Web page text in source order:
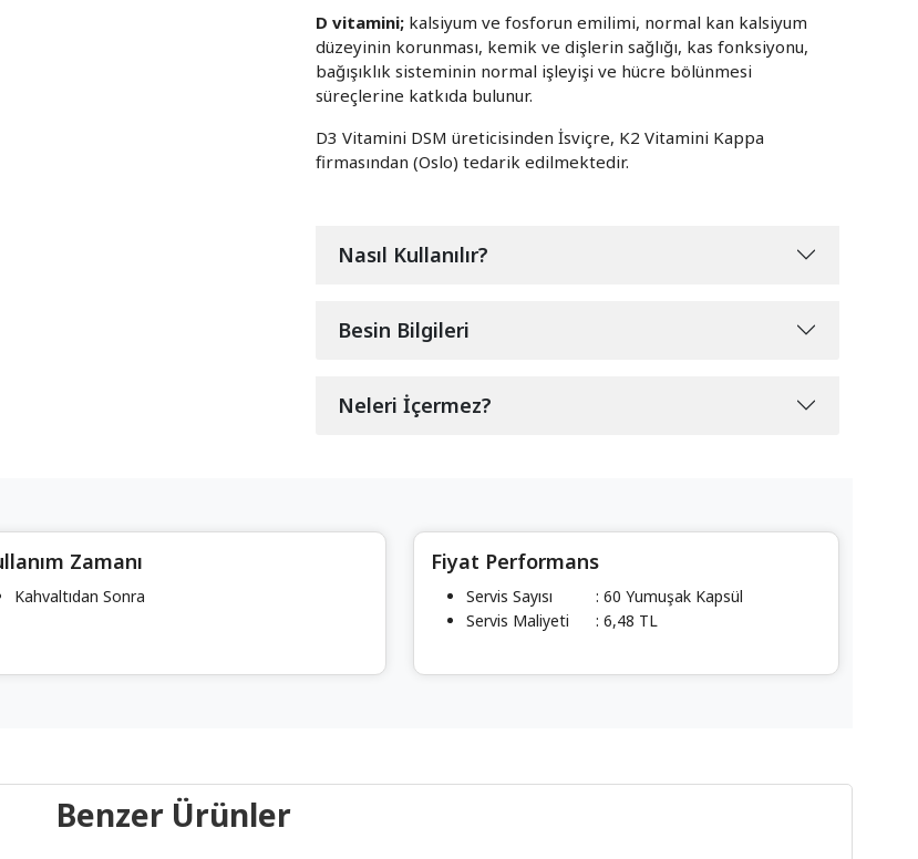
D vitamini; kalsiyum ve fosforun emilimi, normal kan kalsiyum
düzeyinin korunması, kemik ve dişlerin sağlığı, kas fonksiyonu,
bağışıklık sisteminin normal işleyişi ve hücre bölünmesi
süreçlerine katkıda bulunur.
D3 Vitamini DSM üreticisinden İsviçre, K2 Vitamini Kappa
firmasından (Oslo) tedarik edilmektedir.
Nasıl Kullanılır?
Besin Bilgileri
Neleri İçermez?
Zamanı
Kahvaltıdan Sonra
Fiyat Performans
Servis Sayısı
: 60 Yumuşak Kapsül
Servis Maliyeti
: 6,48 TL
Benzer Ürünler